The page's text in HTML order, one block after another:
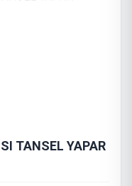
TANSEL YAPAR